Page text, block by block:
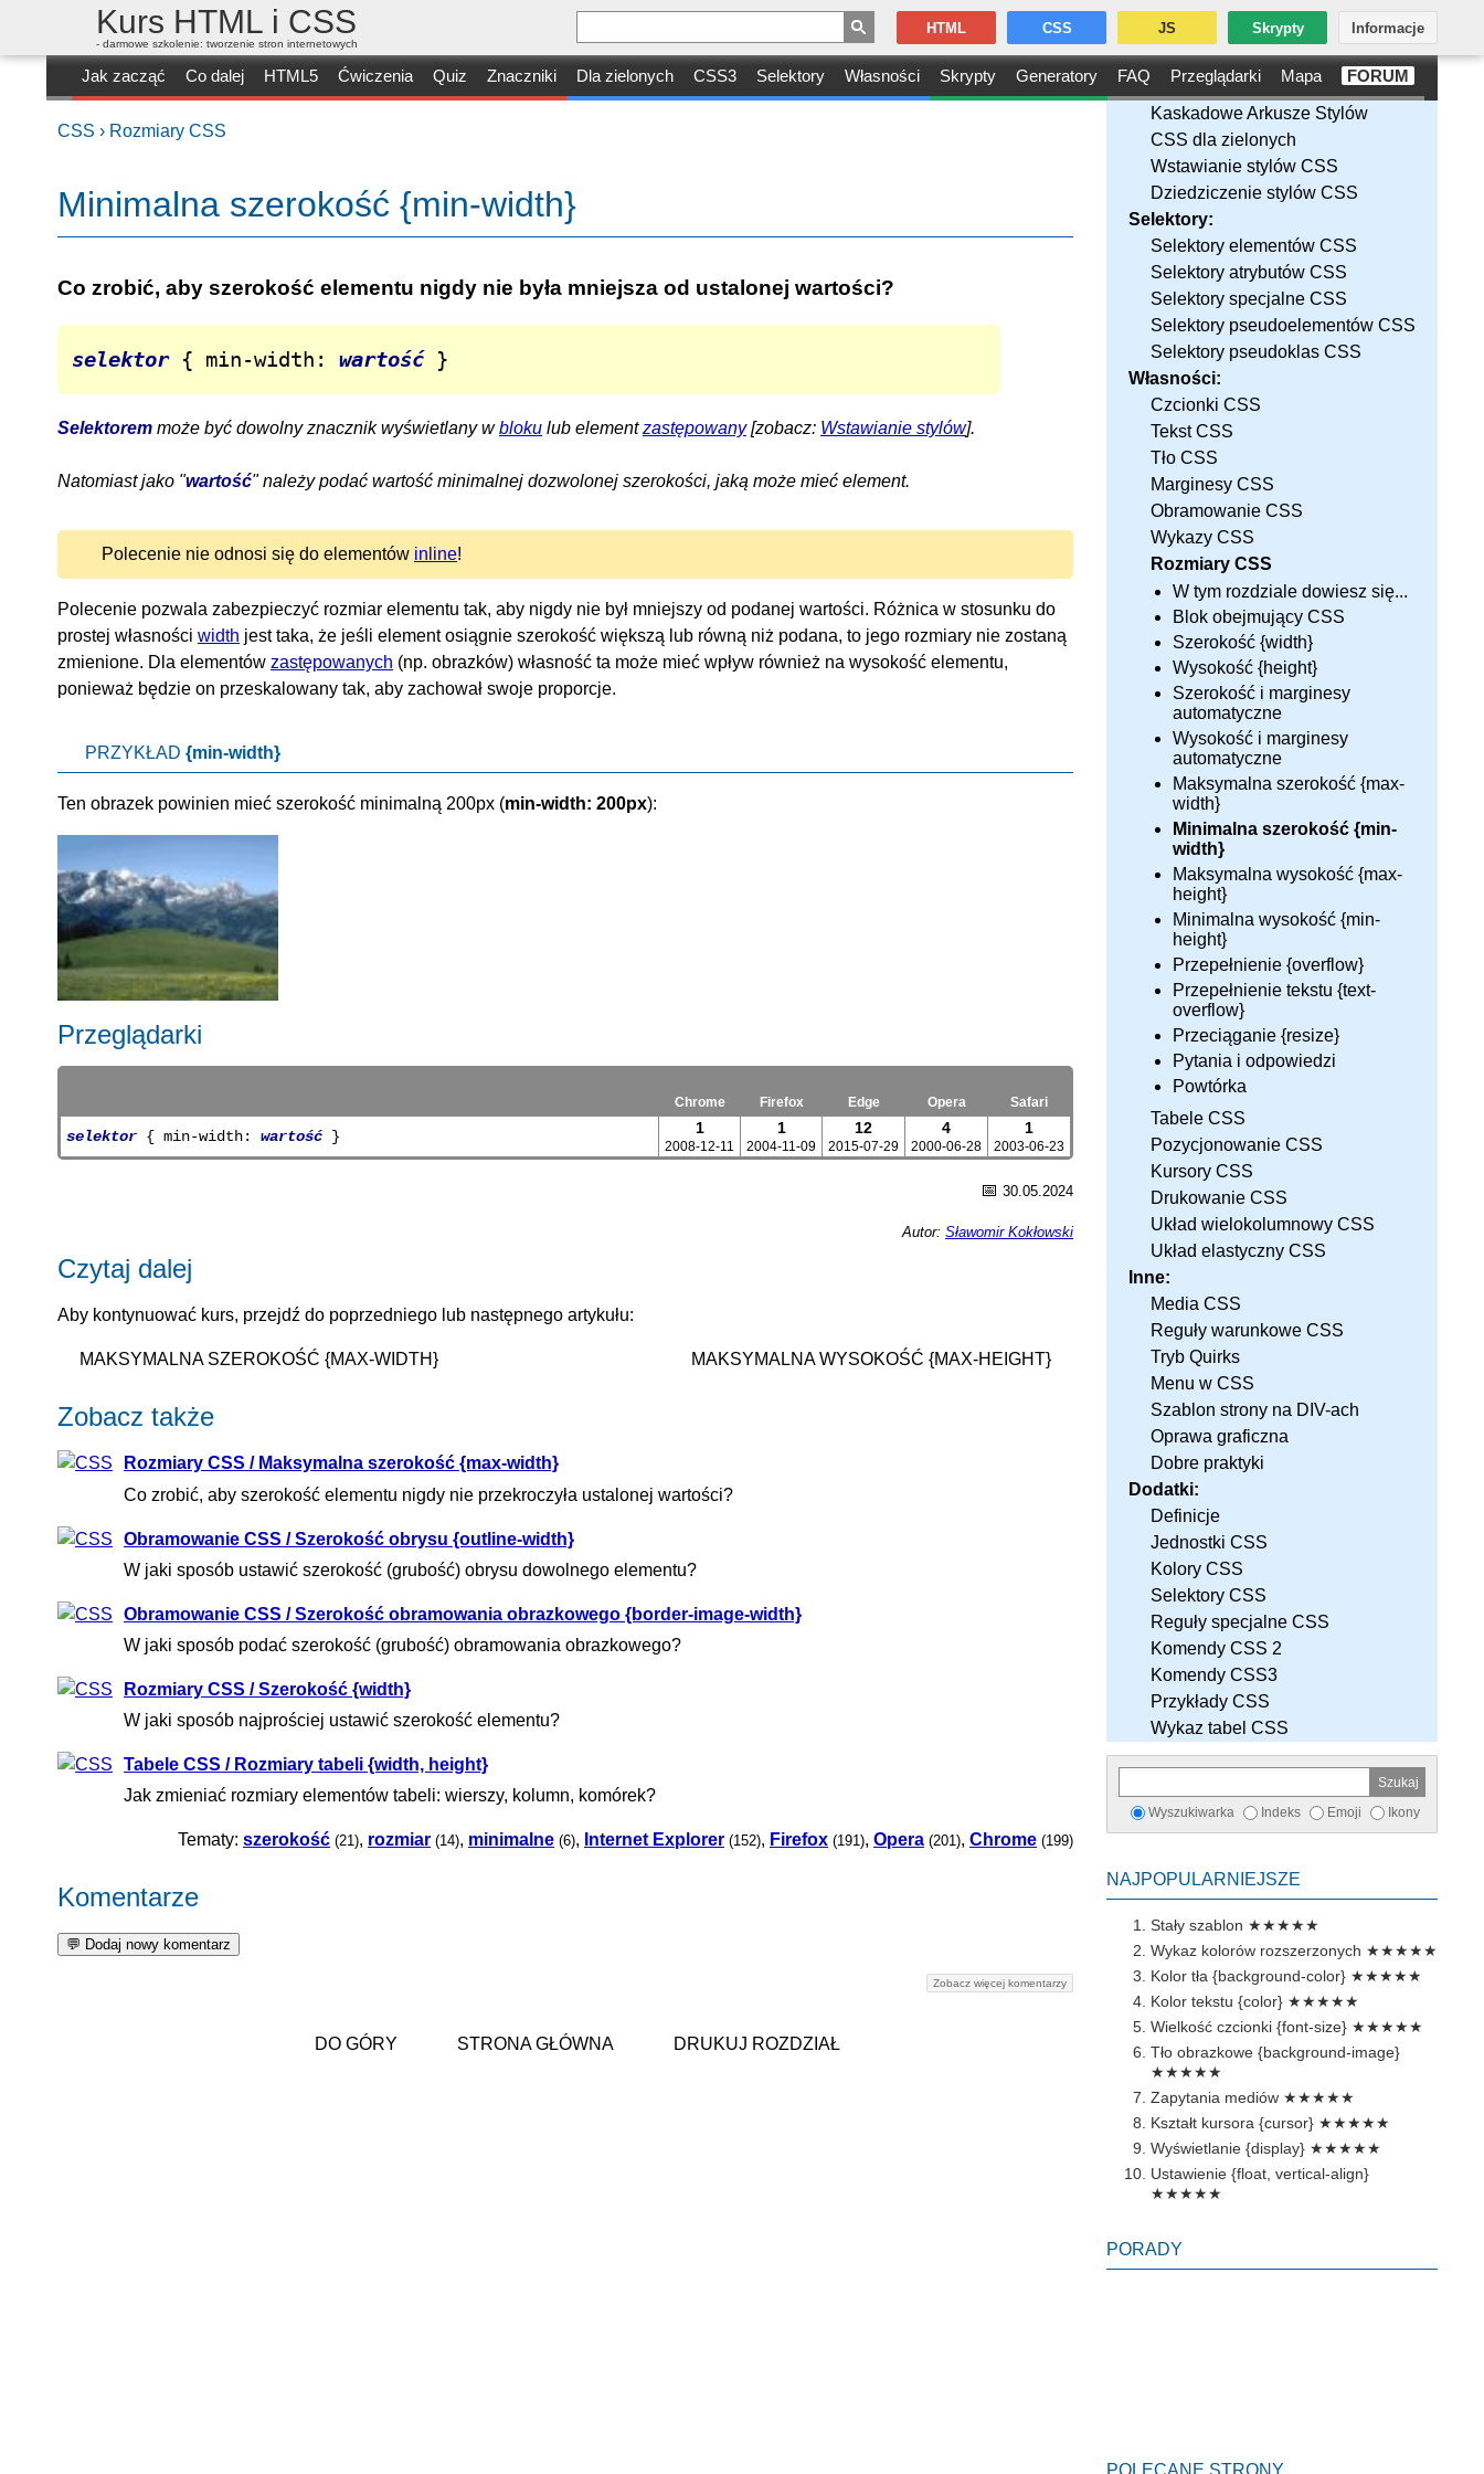
Kurs HTML i CSS
- darmowe szkolenie: tworzenie stron internetowych
Jak zacząć Co dalej HTML5 Ćwiczenia Quiz Znaczniki Dla zielonych CSS3 Selektory Własności Skrypty Generatory FAQ Przeglądarki Mapa FORUM
HTML CSS
Kaskadowe Arkusze Stylów
CSS dla zielonych
Wstawianie stylów CSS
Dziedziczenie stylów CSS
Selektory:
Selektory elementów CSS
Selektory atrybutów CSS
Selektory specjalne CSS
Selektory pseudoelementów CSS
Selektory pseudoklas CSS
Własności:
Czcionki CSS
Tekst CSS
Tło CSS
Marginesy CSS
Obramowanie CSS
Wykazy CSS
Rozmiary CSS
W tym rozdziale dowiesz się...
Blok obejmujący CSS
Szerokość {width}
Wysokość {height}
Szerokość i marginesy
automatyczne
Wysokość i marginesy
automatyczne
Maksymalna szerokość {max-
width}
Minimalna szerokość {min-
width}
Maksymalna wysokość {max-
height}
Minimalna wysokość {min-
height}
Przepełnienie {overflow}
Przepełnienie tekstu {text-
overflow}
Przeciąganie {resize}
Pytania i odpowiedzi
Powtórka
Tabele CSS
Pozycjonowanie CSS
Kursory CSS
Drukowanie CSS
Układ wielokolumnowy CSS
Układ elastyczny CSS
Inne:
Media CSS
Reguły warunkowe CSS
Tryb Quirks
Menu w CSS
Szablon strony na DIV-ach
Oprawa graficzna
Dobre praktyki
Dodatki:
Definicje
Jednostki CSS
Kolory CSS
Selektory CSS
Reguły specjalne CSS
Komendy CSS 2
Komendy CSS3
Przykłady CSS
Wykaz tabel CSS
JS Skrypty Informacje
Wyszukiwarka Indeks Emoji Ikony
NAJPOPULARNIEJSZE
Stały szablon ★★★★★
Wykaz kolorów rozszerzonych ★★★★★
Kolor tła {background-color} ★★★★★
Kolor tekstu {color} ★★★★★
Wielkość czcionki {font-size} ★★★★★
Tło obrazkowe {background-image}
★★★★★
Zapytania mediów ★★★★★
Kształt kursora {cursor} ★★★★★
Wyświetlanie {display} ★★★★★
Ustawienie {float, vertical-align}
★★★★★
PORADY
CSS › Rozmiary CSS
Minimalna szerokość {min-width}
Co zrobić, aby szerokość elementu nigdy nie była mniejsza od ustalonej wartości?
selektor { min-width: wartość }
Selektorem może być dowolny znacznik wyświetlany wbloku lub elementzastępowany[zobacz: Wstawianie stylów].
Natomiast jako "wartość" należy podać wartość minimalnej dozwolonej szerokości, jaką może mieć element.
Polecenie nie odnosi się do elementów inline!
Polecenie pozwala zabezpieczyć rozmiar elementu tak, aby nigdy nie był mniejszy od podanej wartości. Różnica w stosunku do
prostej własności width jest taka, że jeśli element osiągnie szerokość większą lub równą niż podana, to jego rozmiary nie zostaną
zmienione. Dla elementów zastępowanych (np. obrazków) własność ta może mieć wpływ również na wysokość elementu,
ponieważ będzie on przeskalowany tak, aby zachował swoje proporcje.
PRZYKŁAD {min-width}
Ten obrazek powinien mieć szerokość minimalną 200px (min-width: 200px):
Przeglądarki
Chrome Firefox Edge Opera Safari
selektor { min-width: wartość } 1
2008-12-11
1
2004-11-09
12
2015-07-29
4
2000-06-28
1
2003-06-23
📅 30.05.2024
Autor: Sławomir Kokłowski
Czytaj dalej
Aby kontynuować kurs, przejdź do poprzedniego lub następnego artykułu:
MAKSYMALNA SZEROKOŚĆ {MAX-WIDTH} MAKSYMALNA WYSOKOŚĆ {MAX-HEIGHT}
Zobacz także
Rozmiary CSS / Maksymalna szerokość {max-width}
Co zrobić, aby szerokość elementu nigdy nie przekroczyła ustalonej wartości?
Obramowanie CSS / Szerokość obrysu {outline-width}
W jaki sposób ustawić szerokość (grubość) obrysu dowolnego elementu?
Obramowanie CSS / Szerokość obramowania obrazkowego {border-image-width}
W jaki sposób podać szerokość (grubość) obramowania obrazkowego?
Rozmiary CSS / Szerokość {width}
W jaki sposób najprościej ustawić szerokość elementu?
Tabele CSS / Rozmiary tabeli {width, height}
Jak zmieniać rozmiary elementów tabeli: wierszy, kolumn, komórek?
Tematy: szerokość (21), rozmiar (14), minimalne (6), Internet Explorer (152), Firefox (191), Opera (201), Chrome (199)
Komentarze
Zobacz więcej komentarzy
DO GÓRY STRONA GŁÓWNA DRUKUJ ROZDZIAŁ